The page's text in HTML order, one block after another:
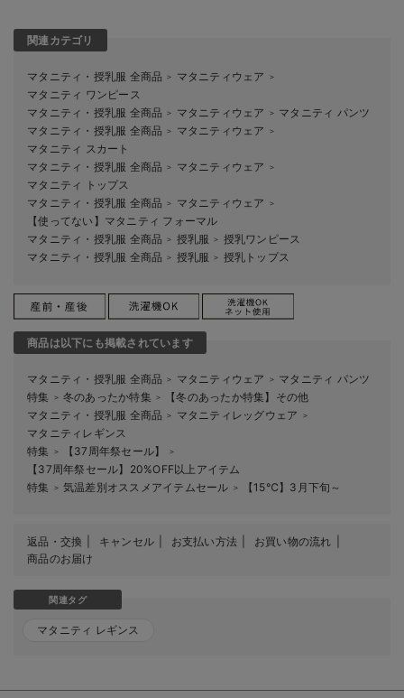
関連カテゴリ
マタニティ・授乳服 全商品 ＞ マタニティウェア ＞
マタニティ ワンピース
マタニティ・授乳服 全商品 ＞ マタニティウェア ＞ マタニティ パンツ
マタニティ・授乳服 全商品 ＞ マタニティウェア ＞
マタニティ スカート
マタニティ・授乳服 全商品 ＞ マタニティウェア ＞
マタニティ トップス
マタニティ・授乳服 全商品 ＞ マタニティウェア ＞
【使ってない】マタニティ フォーマル
マタニティ・授乳服 全商品 ＞ 授乳服 ＞ 授乳ワンピース
マタニティ・授乳服 全商品 ＞ 授乳服 ＞ 授乳トップス
商品は以下にも掲載されています
マタニティ・授乳服 全商品 ＞ マタニティウェア ＞ マタニティ パンツ
特集
＞ 冬のあったか特集 ＞
【冬のあったか特集】その他
マタニティ・授乳服 全商品 ＞ マタニティレッグウェア ＞
マタニティレギンス
特集
＞ 【37周年祭セール】 ＞
【37周年祭セール】20%OFF以上アイテム
特集
＞ 気温差別オススメアイテムセール ＞ 【15℃】3月下旬～
返品・交換 キャンセル お支払い方法
お買い物の流れ
商品のお届け
関連タグ
マタニティ レギンス